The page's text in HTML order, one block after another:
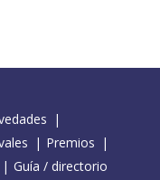
Premios
Guía / directorio